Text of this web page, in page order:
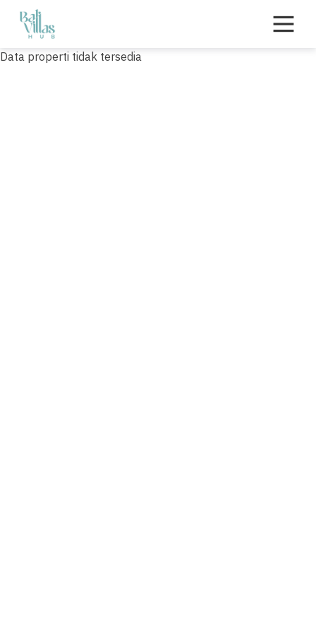
Skip
content
Data properti tidak tersedia